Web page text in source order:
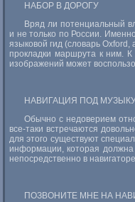
НАБОР В ДОРОГУ
Вряд ли потенциальный
и не только по России.
языковой гид (словарь
прокладки маршрута к ним.
изображений может
НАВИГАЦИЯ ПОД
Обычно с недоверием
все-таки встречаются
для этого существуют
информации, которая
непосредственно в
ПОЗВОНИТЕ МНЕ НА